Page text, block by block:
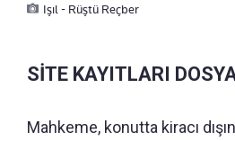
Işıl - Rüştü Reçber
SİTE KAYITLARI
Mahkeme, konutta kiracı